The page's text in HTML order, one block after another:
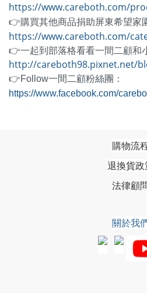
https://www.careboth.com/
👉購買其他商品捐助屏東希望家
https://www.careboth.com/
👉一起到部落格看看一間二顧和
http://careboth98.pixnet.net/
👉Follow一間二顧粉絲團：
https://www.facebook.com/
購物流
退換貨政
法律顧
關於我